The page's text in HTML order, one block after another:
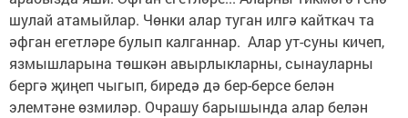
шулай атамыйлар. Чөнки алар туган илгә кайткач та
әфган егетләре булып калганнар. Алар ут-суны кичеп,
язмышларына төшкән авырлыкларны, сынауларны
бергә җиңеп чыгып, биредә дә бер-берсе белән
элемтәне өзмиләр. Очрашу барышында алар белән